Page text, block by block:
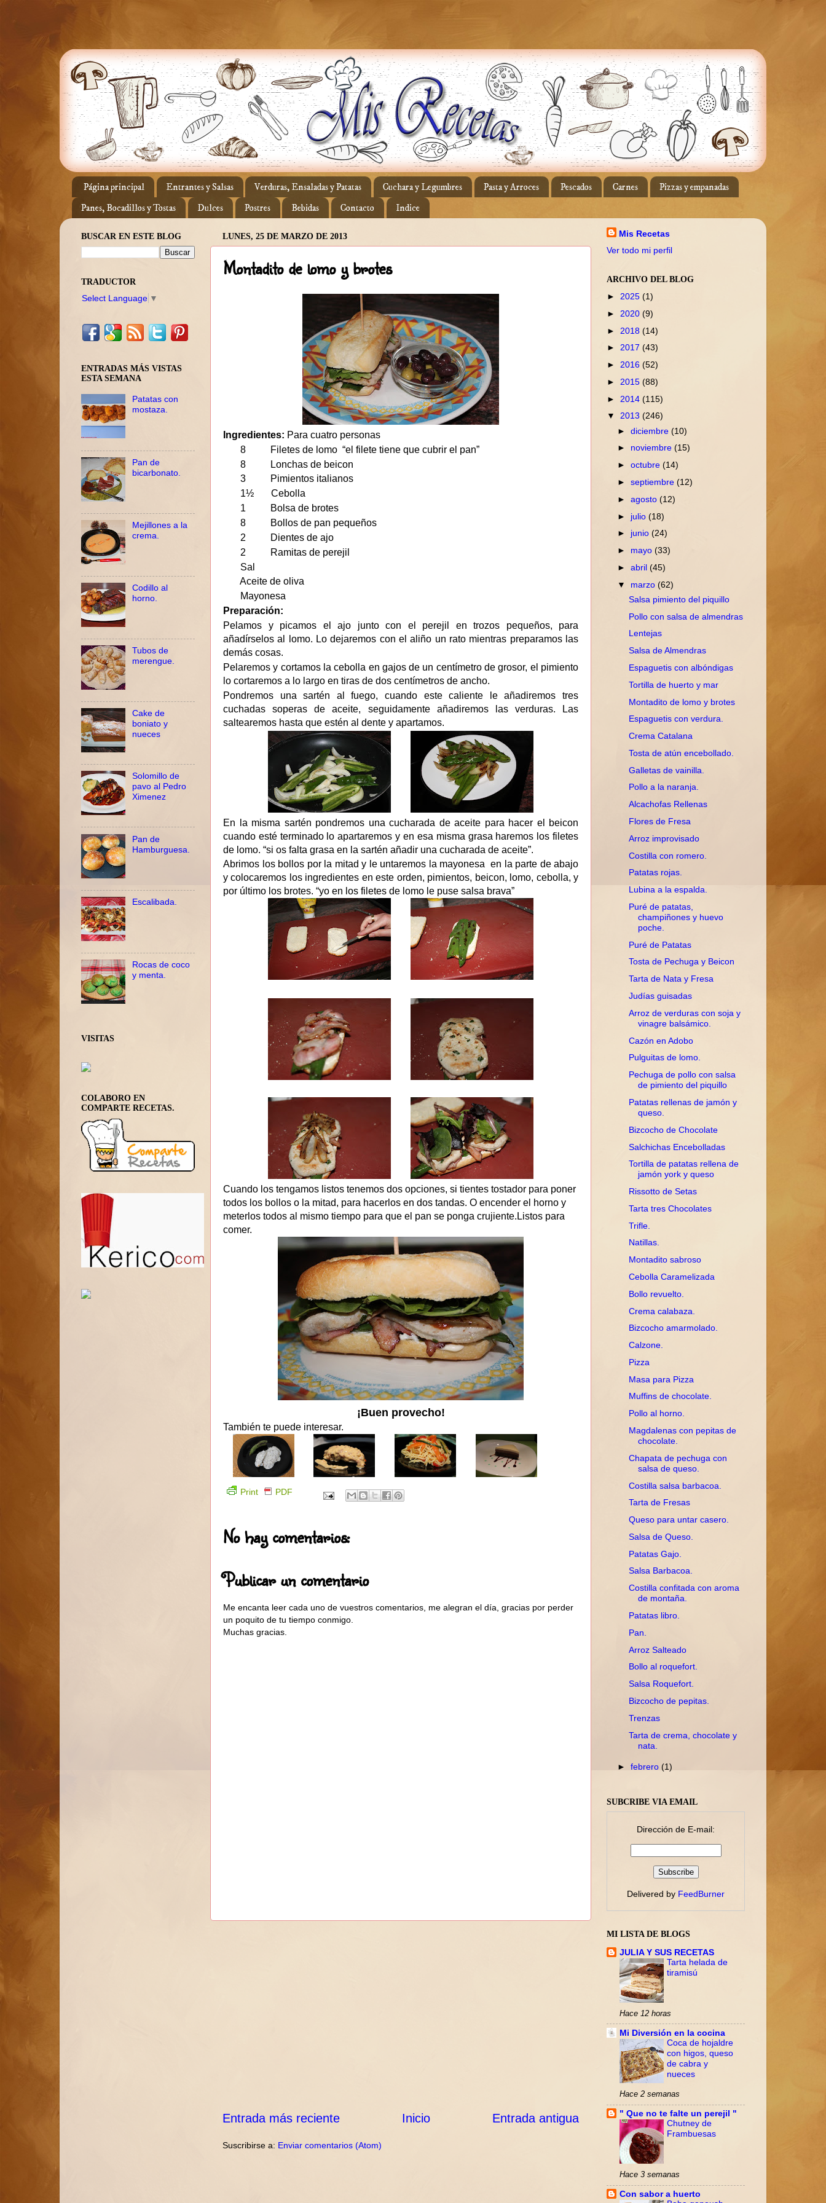
Página principal Entrantes y Salsas Verduras, Ensaladas y Patatas Cuchara y Legumbres Pasta y Arroces Pescados Carnes
Pizzas y empanadas
Panes, Bocadillos y Tostas
Dulces Postres Bebidas Contacto Indice
LUNES, 25 DE MARZO DE 2013
Montadito de lomo y brotes
Ingredientes: Para cuatro personas
8 Filetes de lomo “el filete tiene que cubrir el pan”
8 Lonchas de beicon
3 Pimientos italianos
1½ Cebolla
1 Bolsa de brotes
8 Bollos de pan pequeños
2 Dientes de ajo
2 Ramitas de perejil
Sal
Aceite de oliva
Mayonesa
Preparación:
Pelamos y picamos el ajo junto con el perejil en trozos pequeños, para
añadírselos al lomo. Lo dejaremos con el aliño un rato mientras preparamos las
demás cosas.
Pelaremos y cortamos la cebolla en gajos de un centímetro de grosor, el pimiento
lo cortaremos a lo largo en tiras de dos centímetros de ancho.
Pondremos una sartén al fuego, cuando este caliente le añadiremos tres
cuchadas soperas de aceite, seguidamente añadiremos las verduras. Las
saltearemos hasta que estén al dente y apartamos.
En la misma sartén pondremos una cucharada de aceite para hacer el beicon
cuando esté terminado lo apartaremos y en esa misma grasa haremos los filetes
de lomo. “si os falta grasa en la sartén añadir una cucharada de aceite”.
Abrimos los bollos por la mitad y le untaremos la mayonesa en la parte de abajo
y colocaremos los ingredientes en este orden, pimientos, beicon, lomo, cebolla, y
por último los brotes. “yo en los filetes de lomo le puse salsa brava”
Cuando los tengamos listos tenemos dos opciones, si tientes tostador para poner
todos los bollos o la mitad, para hacerlos en dos tandas. O encender el horno y
meterlos todos al mismo tiempo para que el pan se ponga crujiente. Listos para
comer.
¡Buen provecho!
También te puede interesar.
Print PDF
No hay comentarios:
Publicar un comentario
Me encanta leer cada uno de vuestros comentarios, me alegran el día, gracias por perder
un poquito de tu tiempo conmigo.
Muchas gracias.
Entrada más reciente Entrada antigua
Inicio
Suscribirse a: Enviar comentarios (Atom)
BUSCAR EN ESTE BLOG
TRADUCTOR
Select Language ▼
ENTRADAS MÁS VISTAS
ESTA SEMANA
Patatas con
mostaza.
Pan de
bicarbonato.
Mejillones a la
crema.
Codillo al
horno.
Tubos de
merengue.
Cake de
boniato y
nueces
Solomillo de
pavo al Pedro
Ximenez
Pan de
Hamburguesa.
Escalibada.
Rocas de coco
y menta.
VISITAS
COLABORO EN
COMPARTE RECETAS.
Mis Recetas
Ver todo mi perfil
ARCHIVO DEL BLOG
► 2025 (1)
► 2020 (9)
► 2018 (14)
► 2017 (43)
► 2016 (52)
► 2015 (88)
► 2014 (115)
▼ 2013 (246)
►diciembre(10)
► noviembre(15)
►octubre(14)
►septiembre(12)
►agosto(12)
► julio(18)
► junio(24)
► mayo(33)
►abril(45)
▼ marzo(62)
Salsa pimiento del piquillo
Pollo con salsa de almendras
Lentejas
Salsa de Almendras
Espaguetis con albóndigas
Tortilla de huerto y mar
Montadito de lomo y brotes
Espaguetis con verdura.
Crema Catalana
Tosta de atún encebollado.
Galletas de vainilla.
Pollo a la naranja.
Alcachofas Rellenas
Flores de Fresa
Arroz improvisado
Costilla con romero.
Patatas rojas.
Lubina a la espalda.
Puré de patatas,
champiñones y huevo
poche.
Puré de Patatas
Tosta de Pechuga y Beicon
Tarta de Nata y Fresa
Judías guisadas
Arroz de verduras con soja y
vinagre balsámico.
Cazón en Adobo
Pulguitas de lomo.
Pechuga de pollo con salsa
de pimiento del piquillo
Patatas rellenas de jamón y
queso.
Bizcocho de Chocolate
Salchichas Encebolladas
Tortilla de patatas rellena de
jamón york y queso
Rissotto de Setas
Tarta tres Chocolates
Trifle.
Natillas.
Montadito sabroso
Cebolla Caramelizada
Bollo revuelto.
Crema calabaza.
Bizcocho amarmolado.
Calzone.
Pizza
Masa para Pizza
Muffins de chocolate.
Pollo al horno.
Magdalenas con pepitas de
chocolate.
Chapata de pechuga con
salsa de queso.
Costilla salsa barbacoa.
Tarta de Fresas
Queso para untar casero.
Salsa de Queso.
Patatas Gajo.
Salsa Barbacoa.
Costilla confitada con aroma
de montaña.
Patatas libro.
Pan.
Arroz Salteado
Bollo al roquefort.
Salsa Roquefort.
Bizcocho de pepitas.
Trenzas
Tarta de crema, chocolate y
nata.
►febrero(1)
SUBCRIBE VIA EMAIL
Dirección de E-mail:
Delivered by FeedBurner
MI LISTA DE BLOGS
JULIA Y SUS RECETAS
Tarta helada de
tiramisú
Hace 12 horas
Mi Diversión en la cocina
Coca de hojaldre
con higos, queso
de cabra y
nueces
Hace 2 semanas
" Que no te falte un perejil "
Chutney de
Frambuesas
Hace 3 semanas
Con sabor a huerto